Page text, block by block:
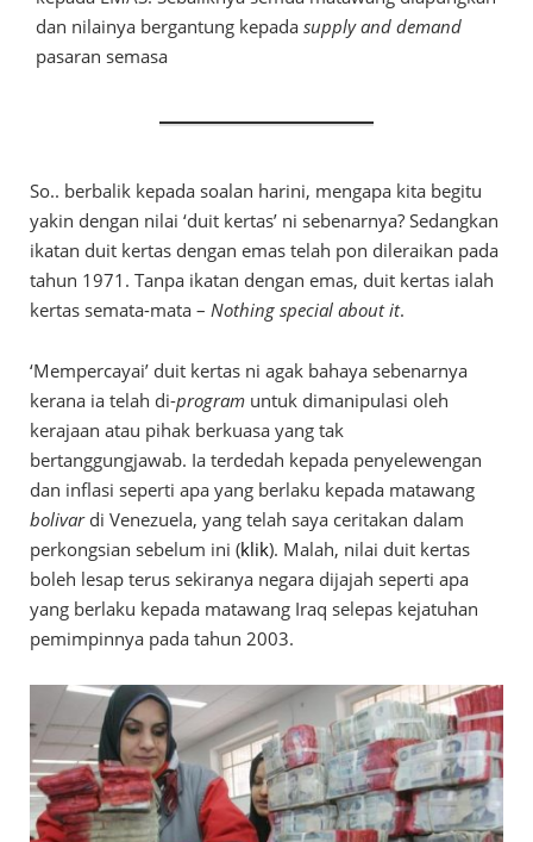
dan nilainya bergantung kepada supply and demand
pasaran semasa
So.. berbalik kepada soalan harini, mengapa kita begitu
yakin dengan nilai ‘duit kertas’ ni sebenarnya? Sedangkan
ikatan duit kertas dengan emas telah pon dileraikan pada
tahun 1971. Tanpa ikatan dengan emas, duit kertas ialah
kertas semata-mata – Nothing special about it.
‘Mempercayai’ duit kertas ni agak bahaya sebenarnya
kerana ia telah di-program untuk dimanipulasi oleh
kerajaan atau pihak berkuasa yang tak
bertanggungjawab. Ia terdedah kepada penyelewengan
dan inflasi seperti apa yang berlaku kepada matawang
bolivardi Venezuela, yang telah saya ceritakan dalam
perkongsian sebelum ini (klik). Malah, nilai duit kertas
boleh lesap terus sekiranya negara dijajah seperti apa
yang berlaku kepada matawang Iraq selepas kejatuhan
pemimpinnya pada tahun 2003.